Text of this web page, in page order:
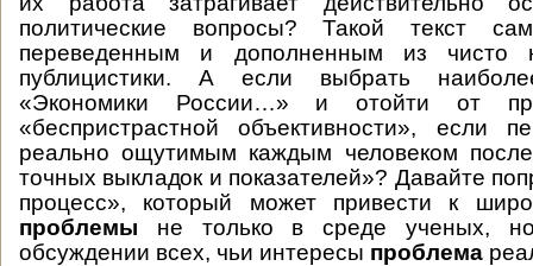
политические вопросы? Такой текст
переведенным и дополненным из чисто
публицистики. А если выбрать
«Экономики России…» и отойти от
«беспристрастной объективности», если
реально ощутимым каждым человеком
точных выкладок и показателей»? Давайте
процесс», который может привести к
проблемы не только в среде ученых,
обсуждении всех, чьи интересы проблема